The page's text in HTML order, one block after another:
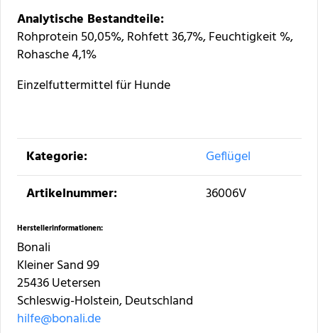
Analytische Bestandteile:
Rohprotein 50,05%, Rohfett 36,7%, Feuchtigkeit %,
Rohasche 4,1%
Einzelfuttermittel für Hunde
Produkteigenschaft
Wert
Kategorie:
Geflügel
Artikelnummer:
36006V
Herstellerinformationen:
Bonali
Kleiner Sand 99
25436 Uetersen
Schleswig-Holstein, Deutschland
hilfe@bonali.de